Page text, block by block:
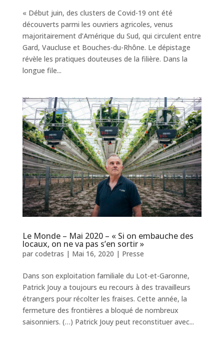
« Début juin, des clusters de Covid-19 ont été
découverts parmi les ouvriers agricoles, venus
majoritairement d’Amérique du Sud, qui circulent entre
Gard, Vaucluse et Bouches-du-Rhône. Le dépistage
révèle les pratiques douteuses de la filière. Dans la
longue file...
Le Monde – Mai 2020 – « Si on embauche des
locaux, on ne va pas s’en sortir »
par codetras | Mai 16, 2020 | Presse
Dans son exploitation familiale du Lot-et-Garonne,
Patrick Jouy a toujours eu recours à des travailleurs
étrangers pour récolter les fraises. Cette année, la
fermeture des frontières a bloqué de nombreux
saisonniers. (…) Patrick Jouy peut reconstituer avec...